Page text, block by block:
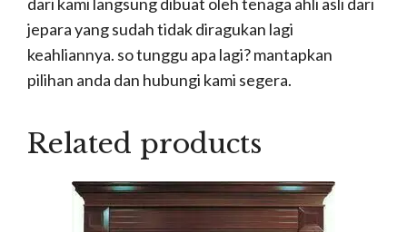
jepara yang sudah tidak diragukan lagi
keahliannya. so tunggu apa lagi? mantapkan
pilihan anda dan hubungi kami segera.
Related products